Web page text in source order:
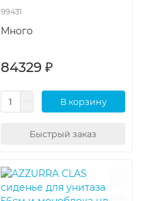
99431
Много
84329 ₽
В корзину
Быстрый заказ